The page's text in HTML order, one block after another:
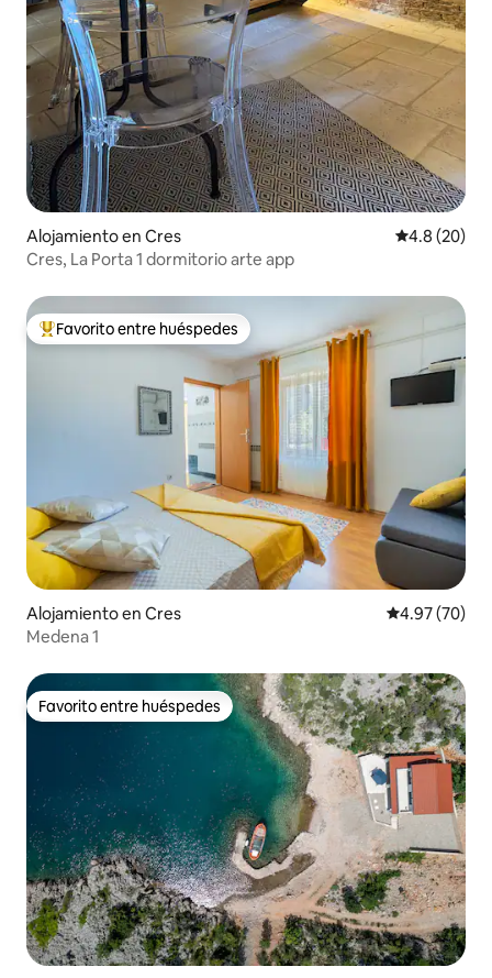
Alojamiento en Cres Calificación
4.8 (20)
Cres, La Porta 1 dormitorio arte app
Favorito entre huéspedes preferido
Favorito entre huéspedes
Alojamiento en Cres Calificación
4.97 (70)
Medena 1
Favorito entre huéspedes
Favorito entre huéspedes